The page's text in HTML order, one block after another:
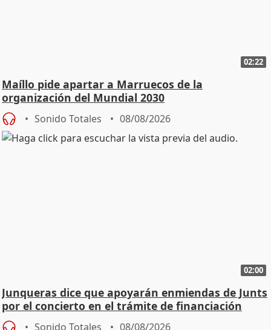
02:22
Maíllo pide apartar a Marruecos de la
organización del Mundial 2030
Sonido Totales 08/08/2026
02:00
Junqueras dice que apoyarán enmiendas de Junts
por el concierto en el trámite de financiación
Sonido Totales 08/08/2026